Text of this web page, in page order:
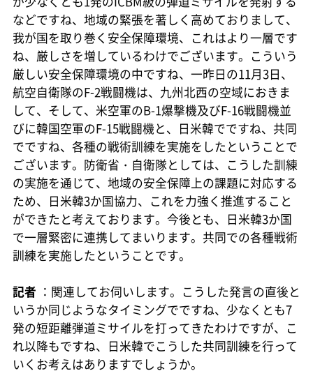
などですね、地域の緊張を著しく高めておりまして、
我が国を取り巻く安全保障環境、これはより一層です
ね、厳しさを増しているわけでございます。こういう
厳しい安全保障環境の中ですね、一昨日の11月3日、
航空自衛隊のF-2戦闘機は、九州北西の空域におきま
して、そして、米空軍のB-1爆撃機及びF-16戦闘機並
びに韓国空軍のF-15戦闘機と、日米韓でですね、共同
でですね、各種の戦術訓練を実施をしたということで
ございます。防衛省・自衛隊としては、こうした訓練
の実施を通じて、地域の安全保障上の課題に対応する
ため、日米韓3か国協力、これを力強く推進すること
ができたと考えております。今後とも、日米韓3か国
で一層緊密に連携してまいります。共同での各種戦術
訓練を実施したということです。
記者 ：関連してお伺いします。こうした発言の直後と
いうか同じようなタイミングでですね、少なくとも7
発の短距離弾道ミサイルを打ってきたわけですが、こ
れ以降もですね、日米韓でこうした共同訓練を行って
いくお考えはありますでしょうか。